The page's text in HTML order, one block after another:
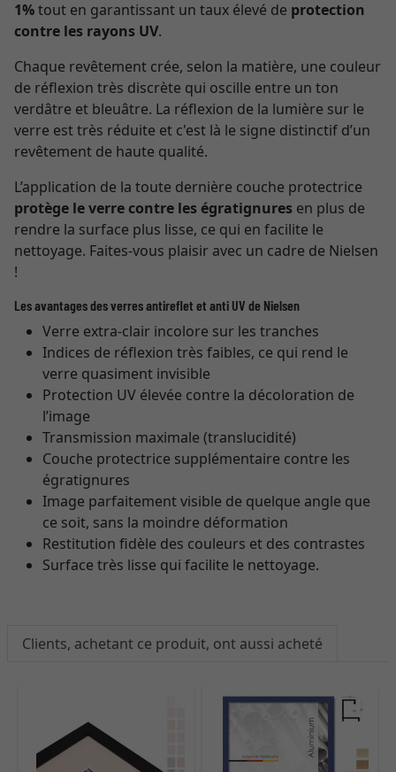
1%tout en garantissant un taux élevé de protection
contre les rayons UV.
Chaque revêtement crée, selon la matière, une couleur
de réflexion très discrète qui oscille entre un ton
verdâtre et bleuâtre. La réflexion de la lumière sur le
verre est très réduite et c'est là le signe distinctif d’un
revêtement de haute qualité.
L’application de la toute dernière couche protectrice
protège le verre contre les égratignures en plus de
rendre la surface plus lisse, ce qui en facilite le
nettoyage. Faites-vous plaisir avec un cadre de Nielsen
!
Les avantages des verres antireflet et anti UV de Nielsen
Verre extra-clair incolore sur les tranches
Indices de réflexion très faibles, ce qui rend le
verre quasiment invisible
Protection UV élevée contre la décoloration de
l’image
Transmission maximale (translucidité)
Couche protectrice supplémentaire contre les
égratignures
Image parfaitement visible de quelque angle que
ce soit, sans la moindre déformation
Restitution fidèle des couleurs et des contrastes
Surface très lisse qui facilite le nettoyage.
Clients, achetant ce produit, ont aussi acheté